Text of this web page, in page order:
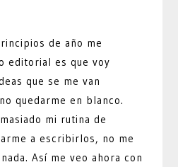
de año me
editorial es que voy
que se me van
quedarme en blanco.
mi rutina de
a escribirlos, no me
Así me veo ahora con